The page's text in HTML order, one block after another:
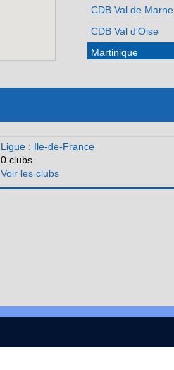
CDB Val de Marne
CDB Val d'Oise
Martinique
Nouvelle Aquitaine
Occitanie
Ligue : Ile-de-France
0 clubs
Voir les clubs